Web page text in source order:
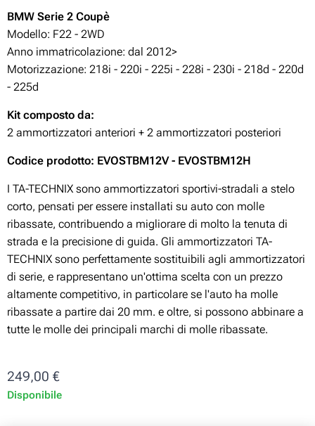
BMW Serie 2 Coupè
Modello: F22 - 2WD
Anno immatricolazione: dal 2012>
Motorizzazione: 218i - 220i - 225i - 228i - 230i - 218d - 220d
- 225d
Kit composto da:
2 ammortizzatori anteriori + 2 ammortizzatori posteriori
Codice prodotto: EVOSTBM12V - EVOSTBM12H
I TA-TECHNIX sono ammortizzatori sportivi-stradali a stelo
corto, pensati per essere installati su auto con molle
ribassate, contribuendo a migliorare di molto la tenuta di
strada e la precisione di guida. Gli ammortizzatori TA-
TECHNIX sono perfettamente sostituibili agli ammortizzatori
di serie, e rappresentano un'ottima scelta con un prezzo
altamente competitivo, in particolare se l'auto ha molle
ribassate a partire dai 20 mm. e oltre, si possono abbinare a
tutte le molle dei principali marchi di molle ribassate.
249,00 €
Disponibile